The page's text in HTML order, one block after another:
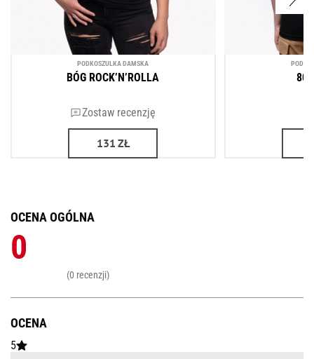
PODKOSZULKA DAMSKA
BÓG ROCK’N’ROLLA
Zostaw recenzję
131 ZŁ
80
OCENA
5
OCENA OGÓLNA
0
(0 recenzji)